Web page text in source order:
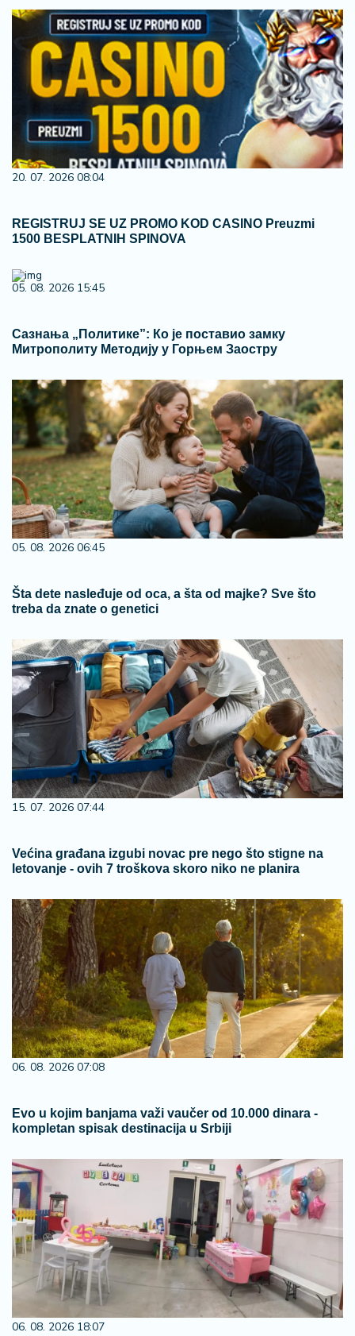
20. 07. 2026 08:04
REGISTRUJ SE UZ PROMO KOD CASINO Preuzmi
1500 BESPLATNIH SPINOVA
05. 08. 2026 15:45
Сазнања „Политике”: Ко је поставио замку
Митрополиту Методију у Горњем Заостру
05. 08. 2026 06:45
Šta dete nasleđuje od oca, a šta od majke? Sve što
treba da znate o genetici
15. 07. 2026 07:44
Većina građana izgubi novac pre nego što stigne na
letovanje - ovih 7 troškova skoro niko ne planira
06. 08. 2026 07:08
Evo u kojim banjama važi vaučer od 10.000 dinara -
kompletan spisak destinacija u Srbiji
06. 08. 2026 18:07